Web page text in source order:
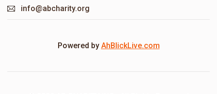
info@abcharity.org
Powered by AhBlickLive.com